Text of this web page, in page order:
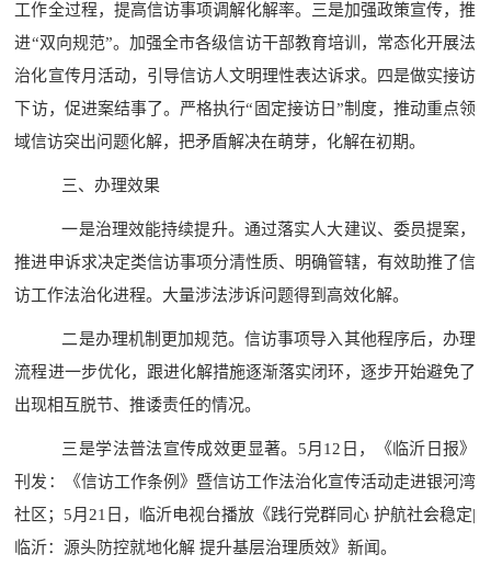
工作全过程，提高信访事项调解化解率。三是加强政策宣传，推
进“双向规范”。加强全市各级信访干部教育培训，常态化开展法
治化宣传月活动，引导信访人文明理性表达诉求。四是做实接访
下访，促进案结事了。严格执行“ 固定接访日”制度，推动重点领
域信访突出问题化解，把矛盾解决在萌芽，化解在初期。
三、办理效果
一是治理效能持续提升。 通过落实人大建议、委员提案，
推进申诉求决定类信访事项分清性质、明确管辖，有效助推了信
访工作法治化进程。大量涉法涉诉问题得到高效化解。
二是办理机制更加规范。 信访事项导入其他程序后，办理
流程进一步优化，跟进化解措施逐渐落实闭环，逐步开始避免了
出现相互脱节、推诿责任的情况。
三是学法普法宣传成效更显著。 5月 12 日，《临沂日报》
刊发：《信访工作条例》暨信访工作法治化宣传活动走进银河湾
社区； 5月 21 日， 临沂电视台播放《践行党群同心 护航社会稳定|
临沂：源头防控就地化解 提升基层治理质效》新闻。